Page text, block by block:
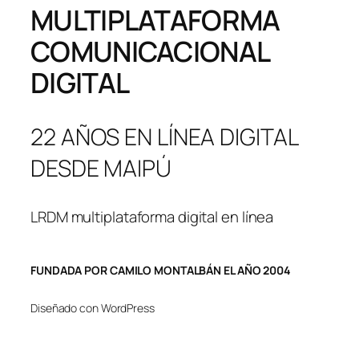
MULTIPLATAFORMA
COMUNICACIONAL
DIGITAL
22 AÑOS EN LÍNEA DIGITAL
DESDE MAIPÚ
LRDM multiplataforma digital en línea
FUNDADA POR CAMILO MONTALBÁN EL AÑO 2004
Diseñado con WordPress